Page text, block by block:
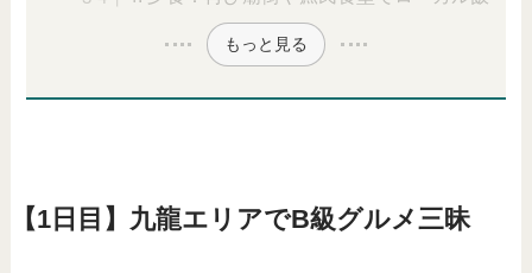
もっと見る
【1日目】九龍エリアでB級グルメ三昧